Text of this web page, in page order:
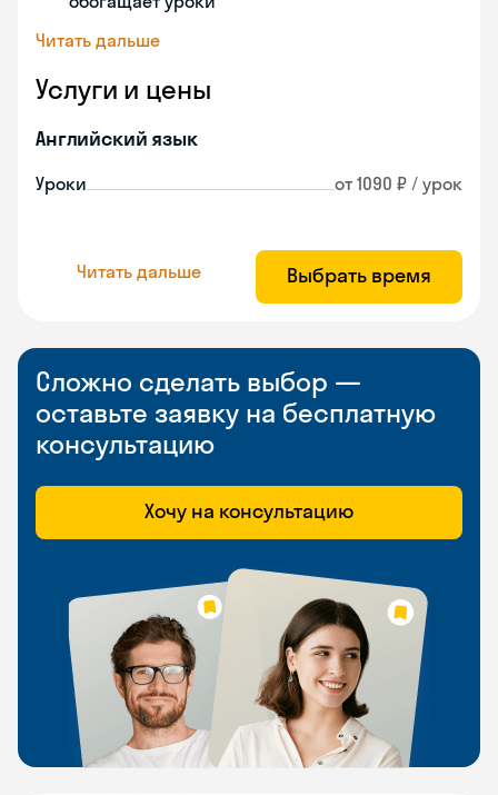
Читать дальше
Услуги и цены
Английский язык
Уроки от 1090 ₽ / урок
Читать дальше Выбрать время
Сложно сделать выбор —
оставьте заявку на бесплатную
консультацию
Хочу на консультацию